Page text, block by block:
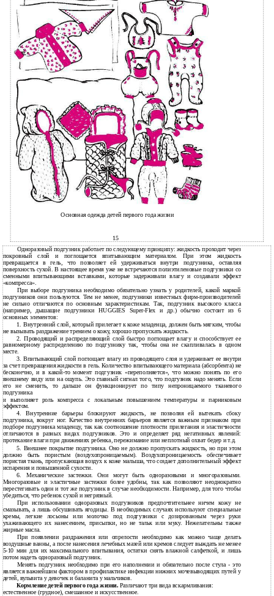
Основная одежда детей первого года жизни
15
Одноразовый подгузник работает по следующему принципу: жидкость проходит через
покровный слой и поглощается впитывающим материалом. При этом жидкость
превращается в гель, что позволяет ей удерживаться внутри подгузника, оставляя
поверхность сухой. В настоящее время уже не встречаются полиэтиленовые подгузники со
сменными впитывающими вставками, которые задерживали влагу и создавали эффект
«компресса».
При выборе подгузника необходимо обязательно узнать у родителей, какой маркой
подгузников они пользуются. Тем не менее, подгузники известных фирм-производителей
не сильно отличаются по основным характеристикам. Так, подгузник высокого класса
(например, дышащие подгузники HUGGIES Super-Flex и др.) обычно состоит из 6
основных элементов:
1. Внутренний слой, который прилегает к коже младенца, должен быть мягким, чтобы
не вызывать раздражение трением о кожу, хорошо пропускать жидкость.
2. Проводящий и распределяющий слой быстро поглощает влагу и способствует ее
равномерному распределению по подгузнику так, чтобы она не скапливалась в одном
месте.
3. Впитывающий слой поглощает влагу из проводящего слоя и удерживает ее внутри
за счет превращения жидкости в гель. Количество впитывающего материала (абсорбента) не
бесконечно, и в какой-то момент подгузник «переполняется», что можно понять по его
внешнему виду или на ощупь. Это главный сигнал того, что подгузник надо менять. Если
его не сменить, то дальше он функционирует по типу непроницаемого тканевого
подгузника
и выполняет роль компресса с локальным повышением температуры и парниковым
эффектом.
4.
Внутренние барьеры блокируют жидкость, не позволяя ей вытекать сбоку
подгузника, вокруг ног. Качество внутренних барьеров является важным признаком при
подборе подгузника младенцу, так как соотношение плотности прилегания и эластичности
отличаются в разных видах подгузников. Это и определяет ряд негативных явлений:
протекание влаги при движениях ребенка, пережимание или неплотный охват бедер и т.д.
5.
Внешнее покрытие подгузника. Оно не должно пропускать жидкость, но при этом
должно быть пористым (воздухопроницаемым). Воздухопроницаемость обеспечивает
пористая ткань, пропускающая воздух к коже малыша, что создает дополнительный эффект
испарения и повышенной сухости.
6. Механические застежки. Они могут быть одноразовыми и многоразовыми.
Многоразовые и эластичные застежки более удобны, так как позволяют неоднократно
перестегивать один и тот же подгузник в случае необходимости. Например, для того чтобы
убедиться, что ребенок сухой и негрязный.
При использовании одноразовых подгузников предпочтительнее ничем кожу не
смазывать, а лишь обсушивать ягодицы. В необходимых случаях используют специальные
кремы, легкие лосьоны или молочко под подгузники с дозированным через руки
ухаживающего их нанесением, присыпки, но не тальк или муку. Нежелательны также
жирные масла.
При появлении раздражения или опрелости необходимо как можно чаще делать
воздушные ванны, а после нанесения лечебных мазей или кремов следует выждать не менее
5-10 мин для их максимального впитывания, остатки снять влажной салфеткой, и лишь
потом надеть одноразовый подгузник.
Менять подгузник необходимо при его наполнении и обязательно после стула - это
является важнейшим фактором в профилактике инфекции нижних мочевыводящих путей у
детей, вульвита у девочек и баланита у мальчиков.
Кормление детей первого года жизни. Различают три вида вскармливания:
естественное (грудное), смешанное и искусственное.